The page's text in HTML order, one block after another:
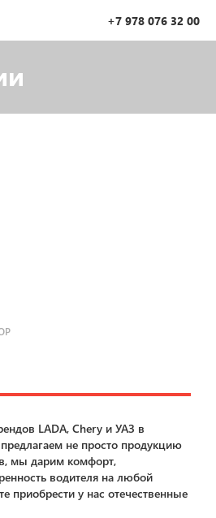
+7 978 076 32 00
LADA, Chery и УАЗ в
не просто продукцию
мы дарим комфорт,
водителя на любой
приобрести у нас отечественные